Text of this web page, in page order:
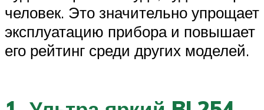
человек. Это значительно упрощает
эксплуатацию прибора и повышает
его рейтинг среди других моделей.